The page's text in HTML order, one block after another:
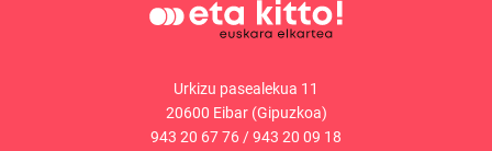
Urkizu pasealekua 11
20600 Eibar (Gipuzkoa)
943 20 67 76/943 20 09 18